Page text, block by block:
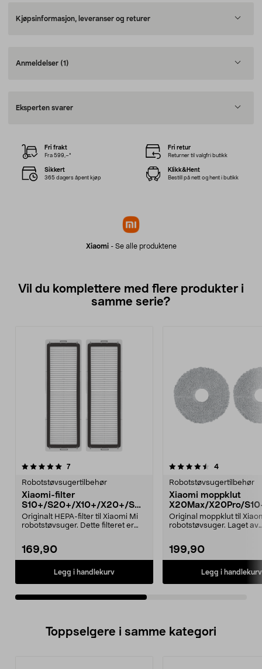
Kjøpsinformasjon, leveranser og returer
Anmeldelser (1)
Eksperten svarer
Xiaomi- Se alle produktene
Fri frakt
Fra 599,–*
Fri retur
Returner til valgfri butikk
Sikkert
365 dagers åpent kjøp
Klikk&Hent
Bestill på nett og hent i butikk
Vil du komplettere med flere produkter i
samme serie?
7anmeldelser
Robotstøvsugertilbehør
Xiaomi-filter
S10+/S20+/X10+/X20+/S40
/H40 robotstøvsuger 2-
pakning
Originalt HEPA-filter til Xiaomi Mi
robotstøvsuger. Dette filteret er
169,90
Legg i handlekurv
4.5av 5 stjerner 4anmeldelser
Robotstøvsugertilbehør
Xiaomi moppklut
X20Max/X20Pro/
, 2-pakning
Original moppklut til
robotstøvsuger. Laget av
199,90
Legg i handlekurv
5.0av 5 stjerner
Toppselgere i samme kategori